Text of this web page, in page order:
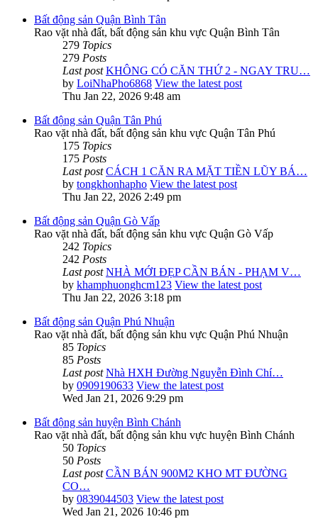
Bất động sản Quận Bình Tân
Rao vặt nhà đất, bất động sản khu vực Quận Bình Tân
279 Topics
279 Posts
Last post KHÔNG CÓ CĂN THỨ 2 - NGAY TRU…
by LoiNhaPho6868 View the latest post
Thu Jan 22, 2026 9:48 am
Bất động sản Quận Tân Phú
Rao vặt nhà đất, bất động sản khu vực Quận Tân Phú
175 Topics
175 Posts
Last post CÁCH 1 CĂN RA MẶT TIỀN LŨY BÁ…
by tongkhonhapho View the latest post
Thu Jan 22, 2026 2:49 pm
Bất động sản Quận Gò Vấp
Rao vặt nhà đất, bất động sản khu vực Quận Gò Vấp
242 Topics
242 Posts
Last post NHÀ MỚI ĐẸP CẦN BÁN - PHẠM V…
by khamphuonghcm123 View the latest post
Thu Jan 22, 2026 3:18 pm
Bất động sản Quận Phú Nhuận
Rao vặt nhà đất, bất động sản khu vực Quận Phú Nhuận
85 Topics
85 Posts
Last post Nhà HXH Đường Nguyễn Đình Chí…
by 0909190633 View the latest post
Wed Jan 21, 2026 9:29 pm
Bất động sản huyện Bình Chánh
Rao vặt nhà đất, bất động sản khu vực huyện Bình Chánh
50 Topics
50 Posts
Last post CẦN BÁN 900M2 KHO MT ĐƯỜNG
CO…
by 0839044503 View the latest post
Wed Jan 21, 2026 10:46 pm